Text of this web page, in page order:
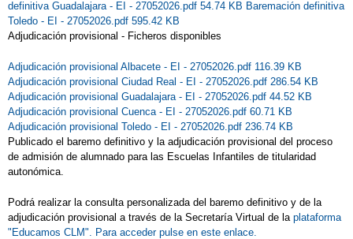
definitiva Guadalajara - EI - 27052026.pdf 54.74 KB Baremación definitiva
Toledo - EI - 27052026.pdf 595.42 KB
Adjudicación provisional - Ficheros disponibles
Adjudicación provisional Albacete - EI - 27052026.pdf 116.39 KB
Adjudicación provisional Ciudad Real - EI - 27052026.pdf 286.54 KB
Adjudicación provisional Guadalajara - EI - 27052026.pdf 44.52 KB
Adjudicación provisional Cuenca - EI - 27052026.pdf 60.71 KB
Adjudicación provisional Toledo - EI - 27052026.pdf 236.74 KB
Publicado el baremo definitivo y la adjudicación provisional del proceso
de admisión de alumnado para las Escuelas Infantiles de titularidad
autonómica.
Podrá realizar la consulta personalizada del baremo definitivo y de la
adjudicación provisional a través de la Secretaría Virtual de la plataforma
"Educamos CLM". Para acceder pulse en este enlace.